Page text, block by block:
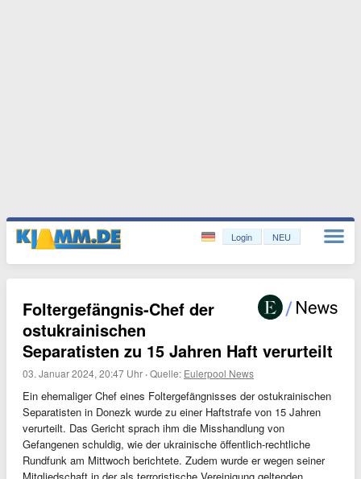
Login NEU
Foltergefängnis-Chef der
ostukrainischen
Separatisten zu 15 Jahren Haft verurteilt
03. Januar 2024, 20:47 Uhr ·Quelle: Eulerpool News
Ein ehemaliger Chef eines Foltergefängnisses der ostukrainischen
Separatisten in Donezk wurde zu einer Haftstrafe von 15 Jahren
verurteilt. Das Gericht sprach ihm die Misshandlung von
Gefangenen schuldig, wie der ukrainische öffentlich-rechtliche
Rundfunk am Mittwoch berichtete. Zudem wurde er wegen seiner